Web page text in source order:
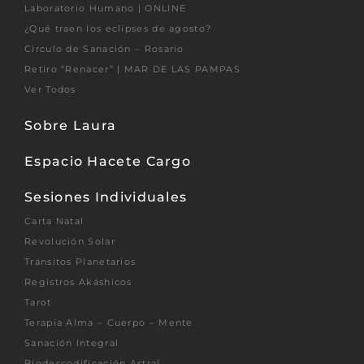
Laboratorio Humano | ONLINE
¿Qué traen los eclipses de agosto?
Circulo de Sanación – Rosario
Retiro “Renacer” | MAR DE LAS PAMPAS
Ver Todos
Sobre Laura
Espacio Hacete Cargo
Sesiones Individuales
Carta Natal
Revolución Solar
Tránsitos Planetarios
Registros Akáshicos
Tarot
Terapia Alma – Cuerpo – Mente
Sanación Integral